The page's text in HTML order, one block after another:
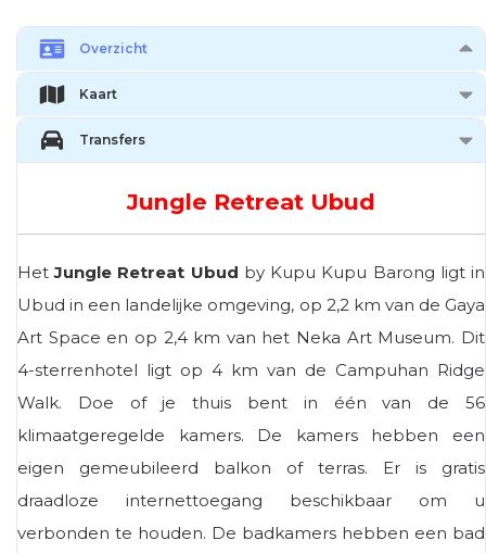
Overzicht
Kaart
Transfers
Jungle Retreat Ubud
HetJungle Retreat Ubud by Kupu Kupu Barong ligt in
Ubud in een landelijke omgeving, op 2,2 km van de Gaya
Art Space en op 2,4 km van het Neka Art Museum. Dit
4-sterrenhotel ligt op 4 km van de Campuhan Ridge
Walk. Doe of je thuis bent in één van de 56
klimaatgeregelde kamers. De kamers hebben een
eigen gemeubileerd balkon of terras. Er is gratis
draadloze internettoegang beschikbaar om u
verbonden te houden. De badkamers hebben een bad